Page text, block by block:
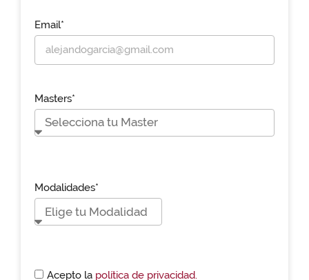
Email*
Masters*
Modalidades*
Acepto la política de privacidad.